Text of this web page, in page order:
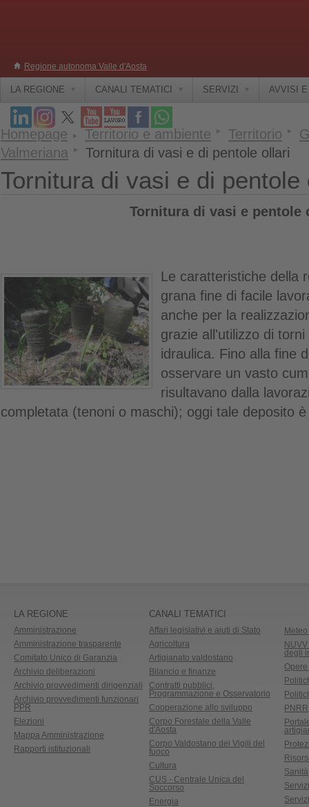
Regione autonoma Valle d'Aosta
LA REGIONE CANALI TEMATICI SERVIZI AVVISI
Homepage Territorio e ambiente Territorio
Valmeriana
Tornitura di vasi e di pentole ollari
Tornitura di vasi e di pentole
Tornitura di vasi e pentole
Le caratteristiche della
grana fine di facile
anche per la
grazie all'utilizzo di
idraulica. Fino alla fine
osservare un vasto
risultavano dalla
completata (tenoni o maschi); oggi tale deposito
LA REGIONE
Amministrazione
Amministrazione trasparente
Comitato Unico di Garanzia
Archivio deliberazioni
Archivio provvedimenti dirigenziali
Archivio provvedimenti funzionari
PPR
Elezioni
Mappa Amministrazione
Rapporti istituzionali
CANALI TEMATICI
Affari legislativi e aiuti di Stato
Agricoltura
Artigianato valdostano
Bilancio e finanze
Contratti pubblici,
Programmazione e Osservatorio
Cooperazione allo sviluppo
Corpo Forestale della Valle
d'Aosta
Corpo Valdostano dei Vigili del
fuoco
Cultura
CUS - Centrale Unica del
Soccorso
Energia
degli
PNRR
Sanità